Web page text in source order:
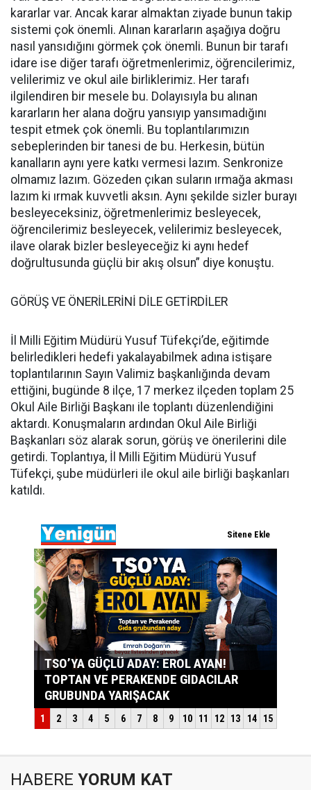
kararlar var. Ancak karar almaktan ziyade bunun takip
sistemi çok önemli. Alınan kararların aşağıya doğru
nasıl yansıdığını görmek çok önemli. Bunun bir tarafı
idare ise diğer tarafı öğretmenlerimiz, öğrencilerimiz,
velilerimiz ve okul aile birliklerimiz. Her tarafı
ilgilendiren bir mesele bu. Dolayısıyla bu alınan
kararların her alana doğru yansıyıp yansımadığını
tespit etmek çok önemli. Bu toplantılarımızın
sebeplerinden bir tanesi de bu. Herkesin, bütün
kanalların aynı yere katkı vermesi lazım. Senkronize
olmamız lazım. Gözeden çıkan suların ırmağa akması
lazım ki ırmak kuvvetli aksın. Aynı şekilde sizler burayı
besleyeceksiniz, öğretmenlerimiz besleyecek,
öğrencilerimiz besleyecek, velilerimiz besleyecek,
ilave olarak bizler besleyeceğiz ki aynı hedef
doğrultusunda güçlü bir akış olsun” diye konuştu.
GÖRÜŞ VE ÖNERİLERİNİ DİLE GETİRDİLER
İl Milli Eğitim Müdürü Yusuf Tüfekçi’de, eğitimde
belirledikleri hedefi yakalayabilmek adına istişare
toplantılarının Sayın Valimiz başkanlığında devam
ettiğini, bugünde 8 ilçe, 17 merkez ilçeden toplam 25
Okul Aile Birliği Başkanı ile toplantı düzenlendiğini
aktardı. Konuşmaların ardından Okul Aile Birliği
Başkanları söz alarak sorun, görüş ve önerilerini dile
getirdi. Toplantıya, İl Milli Eğitim Müdürü Yusuf
Tüfekçi, şube müdürleri ile okul aile birliği başkanları
katıldı.
HABERE YORUM KAT